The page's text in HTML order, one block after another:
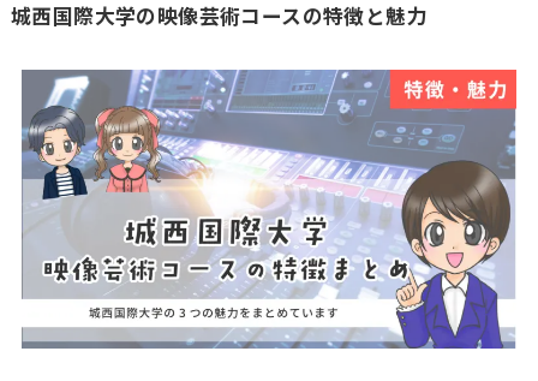
城西国際大学の映像芸術コースの特徴と魅力